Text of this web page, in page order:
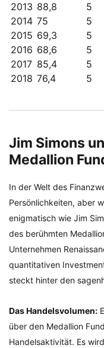
2013 88,8 5
2014 75 5
2015 69,3 5
2016 68,6 5
2017 85,4 5
2018 76,4 5
Jim Simons
Medallion
In der Welt des
Persönlichkeiten, aber
enigmatisch wie Jim
des berühmten
Unternehmen
quantitativen
steckt hinter den
Das Handelsvolumen:
über den Medallion
Handelsaktivität. Es